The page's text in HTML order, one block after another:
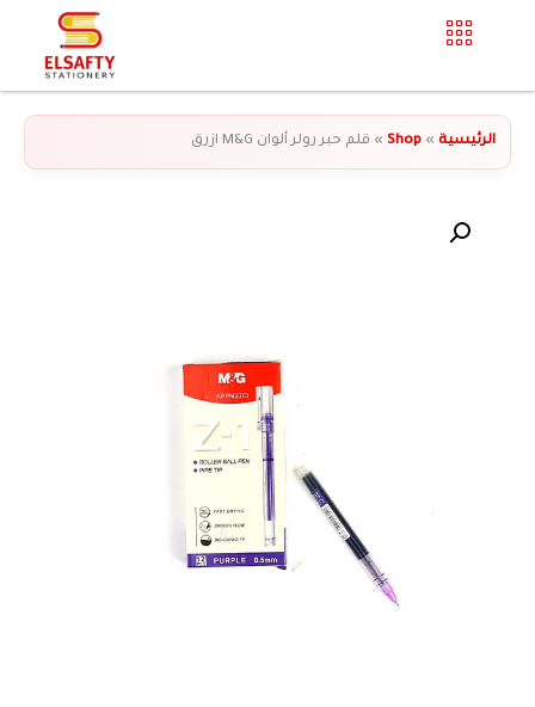
الرئيسية »
Shop
» قلم حبر رولر ألوان M&G ازرق